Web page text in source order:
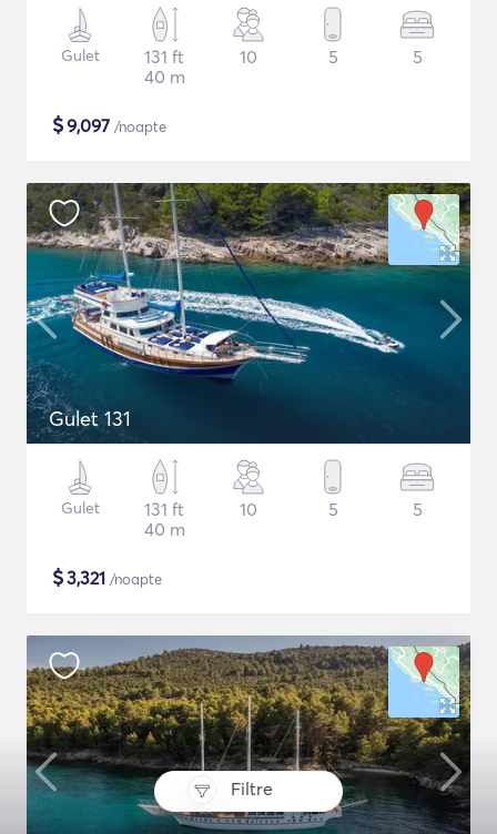
Filtre
Gulet
131 ft
40 m
10 5 5
$9,097 /noapte
Gulet 131
Gulet
131 ft
40 m
10 5 5
$3,321 /noapte